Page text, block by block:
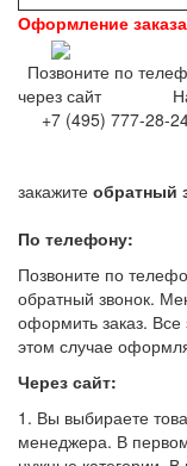
Оформление заказа
Позвоните
через сайт
+7
закажите обратный
По телефону:
Позвоните по
обратный звонок.
оформить заказ.
этом случае
Через сайт:
1. Вы выбираете
менеджера. В